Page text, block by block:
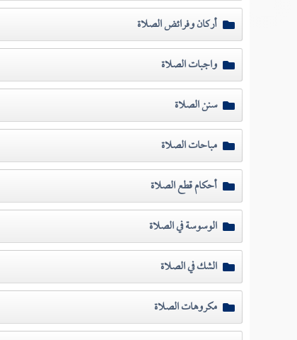
أركان وفرائض الصلاة
واجبات الصلاة
سنن الصلاة
مباحات الصلاة
أحكام قطع الصلاة
الوسوسة في الصلاة
الشك في الصلاة
مكروهات الصلاة